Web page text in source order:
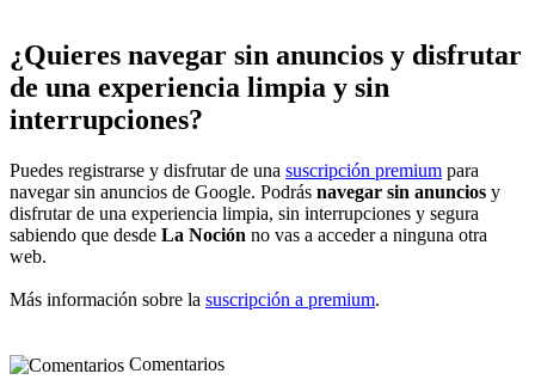
¿Quieres navegar sin anuncios y disfrutar
de una experiencia limpia y sin
interrupciones?
Puedes registrarse y disfrutar de una suscripción premium para
navegar sin anuncios de Google. Podrás navegar sin anuncios y
disfrutar de una experiencia limpia, sin interrupciones y segura
sabiendo que desde La Noción no vas a acceder a ninguna otra
web.
Más información sobre la suscripción a premium.
Comentarios